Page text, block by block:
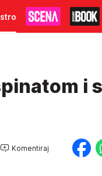
i
Komentiraj